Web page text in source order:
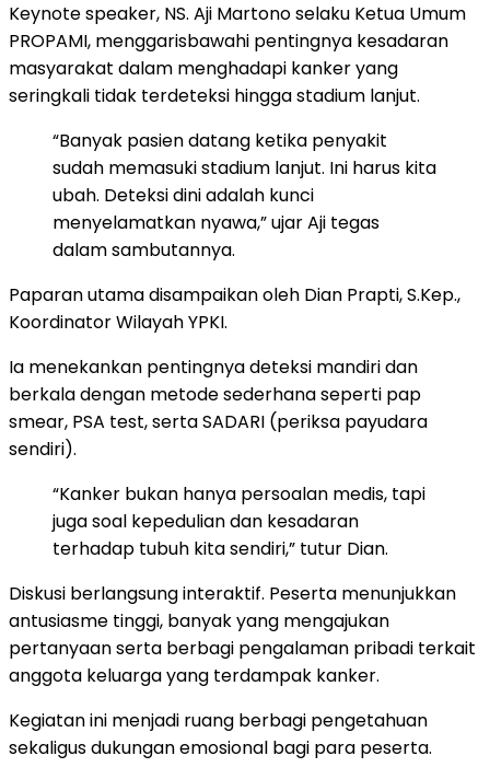
Keynote speaker, NS. Aji Martono selaku Ketua Umum
PROPAMI, menggarisbawahi pentingnya kesadaran
masyarakat dalam menghadapi kanker yang
seringkali tidak terdeteksi hingga stadium lanjut.
“Banyak pasien datang ketika penyakit
sudah memasuki stadium lanjut. Ini harus kita
ubah. Deteksi dini adalah kunci
menyelamatkan nyawa,” ujar Aji tegas
dalam sambutannya.
Paparan utama disampaikan oleh Dian Prapti, S.Kep.,
Koordinator Wilayah YPKI.
Ia menekankan pentingnya deteksi mandiri dan
berkala dengan metode sederhana seperti pap
smear, PSA test, serta SADARI (periksa payudara
sendiri).
“Kanker bukan hanya persoalan medis, tapi
juga soal kepedulian dan kesadaran
terhadap tubuh kita sendiri,” tutur Dian.
Diskusi berlangsung interaktif. Peserta menunjukkan
antusiasme tinggi, banyak yang mengajukan
pertanyaan serta berbagi pengalaman pribadi terkait
anggota keluarga yang terdampak kanker.
Kegiatan ini menjadi ruang berbagi pengetahuan
sekaligus dukungan emosional bagi para peserta.